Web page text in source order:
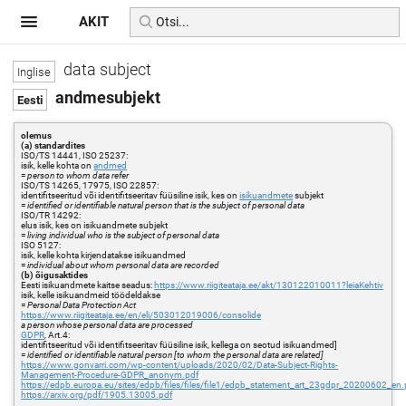
data subject
andmesubjekt
olemus
(a) standardites
ISO/TS 14441, ISO 25237:
isik, kelle kohta onandmed
=person to whom data refer
ISO/TS 14265, 17975, ISO 22857:
identifitseeritud või identifitseeritav füüsiline isik, kes onisikuandmetesubjekt
=identified or identifiable natural person that is the subject of personal data
ISO/TR 14292:
elus isik, kes on isikuandmete subjekt
=living individual who is the subject of personal data
ISO 5127:
isik, kelle kohta kirjendatakse isikuandmed
=individual about whom personal data are recorded
(b) õigusaktides
Eesti isikuandmete kaitse seadus: https://www.riigiteataja.ee/akt/130122010011?leiaKehtiv
isik, kelle isikuandmeid töödeldakse
=Personal Data Protection Act
https://www.riigiteataja.ee/en/eli/503012019006/consolide
a person whose personal data are processed
GDPR , Art.4:
identifitseeritud või identifitseeritav füüsiline isik, kellega on seotud isikuandmed]
=identified or identifiable natural person [to whom the personal data are related]
https://www.gonvarri.com/wp-content/uploads/2020/02/Data-Subject-Rights-
Management-Procedure-GDPR_anonym.pdf
https://edpb.europa.eu/sites/edpb/files/files/file1/
https://arxiv.org/pdf/1905.13005.pdf
AKIT